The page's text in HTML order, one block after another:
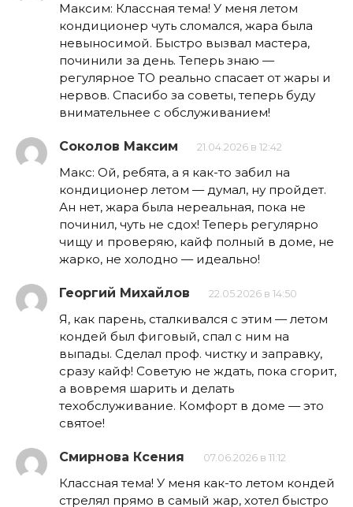
Максим: Классная тема! У меня летом
кондиционер чуть сломался, жара была
невыносимой. Быстро вызвал мастера,
починили за день. Теперь знаю —
регулярное ТО реально спасает от жары и
нервов. Спасибо за советы, теперь буду
внимательнее с обслуживанием!
Соколов Максим 21.04.2026 в 12:42
Макс: Ой, ребята, а я как-то забил на
кондиционер летом — думал, ну пройдет.
Ан нет, жара была нереальная, пока не
починил, чуть не сдох! Теперь регулярно
чищу и проверяю, кайф полный в доме, не
жарко, не холодно — идеально!
Георгий Михайлов 22.05.2026 в 14:50
Я, как парень, сталкивался с этим — летом
кондей был фиговый, спал с ним на
выпады. Сделал проф. чистку и заправку,
сразу кайф! Советую не ждать, пока сгорит,
а вовремя шарить и делать
техобслуживание. Комфорт в доме — это
святое!
Смирнова Ксения 07.06.2026 в 11:12
Классная тема! У меня как-то летом кондей
стрелял прямо в самый жар, хотел быстро